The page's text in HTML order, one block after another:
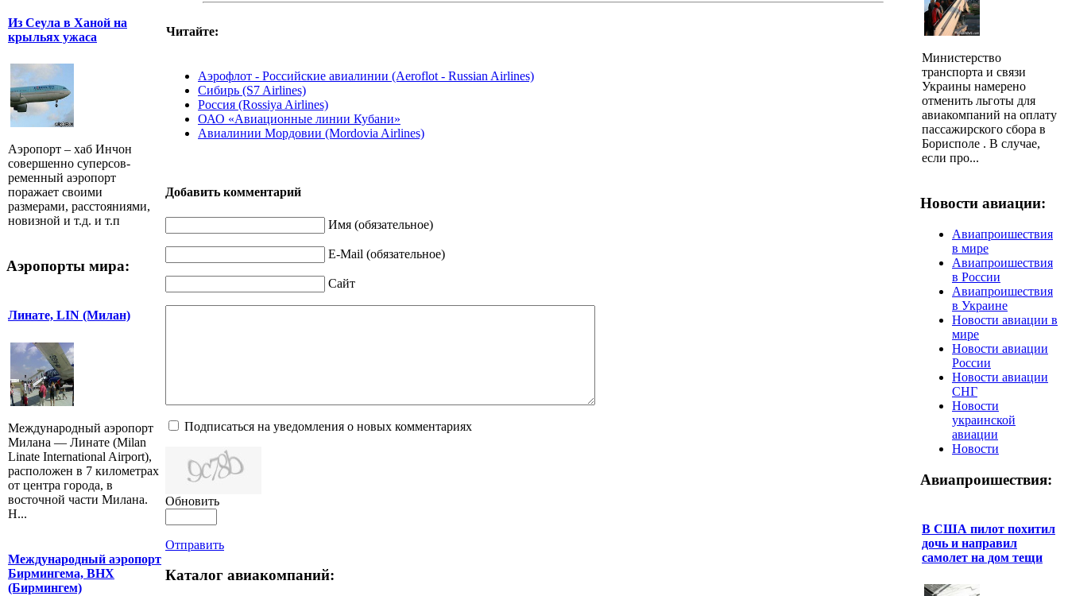
Из Сеула в Ханой на
крыльях ужаса
Аэропорт – хаб Инчон
совершенно суперсов-
ременный аэропорт
поражает своими
размерами, расстояниями,
новизной и т.д. и т.п
Аэропорты мира:
Линате, LIN (Милан)
Международный аэропорт
Милана — Линате (Milan
Linate International Airport),
расположен в 7 километрах
от центра города, в
восточной части Милана.
Н...
Международный аэропорт
Бирмингема, BHX
(Бирмингем)
Читайте:
Аэрофлот - Российские авиалинии (Aeroflot - Russian Airlines)
Сибирь (S7 Airlines)
Россия (Rossiya Airlines)
ОАО «Авиационные линии Кубани»
Авиалинии Мордовии (Mordovia Airlines)
Добавить комментарий
Имя (обязательное)
E-Mail (обязательное)
Сайт
Подписаться на уведомления о новых комментариях
Обновить
Отправить
Каталог авиакомпаний:
Министерство
транспорта и связи
Украины намерено
отменить льготы для
авиакомпаний на оплату
пассажирского сбора в
Борисполе . В случае,
если про...
Новости авиации:
Авиапроишествия
в мире
Авиапроишествия
в России
Авиапроишествия
в Украине
Новости авиации в
мире
Новости авиации
России
Новости авиации
СНГ
Новости
украинской
авиации
Новости
Авиапроишествия:
В США пилот похитил
дочь и направил
самолет на дом тещи